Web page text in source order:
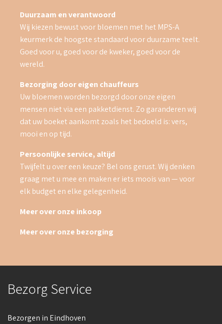
Duurzaam en verantwoord
Wij kiezen bewust voor bloemen met het MPS-A
keurmerk de hoogste standaard voor duurzame teelt.
Goed voor u, goed voor de kweker, goed voor de
wereld.
Bezorging door eigen chauffeurs
Uw bloemen worden bezorgd door onze eigen
mensen niet via een pakketdienst. Zo garanderen wij
dat uw boeket aankomt zoals het bedoeld is: vers,
mooi en op tijd.
Persoonlijke service, altijd
Twijfelt u over een keuze? Bel ons gerust. Wij denken
graag met u mee en maken er iets moois van — voor
elk budget en elke gelegenheid.
Meer over onze inkoop
Meer over onze bezorging
Bezorg Service
Bezorgen in Eindhoven